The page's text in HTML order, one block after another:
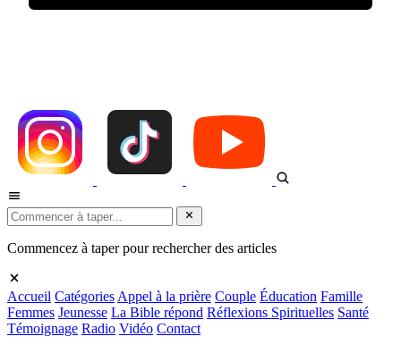
Commencez à taper pour rechercher des articles
Accueil Catégories Appel à la prière Couple Éducation Famille
Femmes Jeunesse La Bible répond Réflexions Spirituelles Santé
Témoignage Radio Vidéo Contact